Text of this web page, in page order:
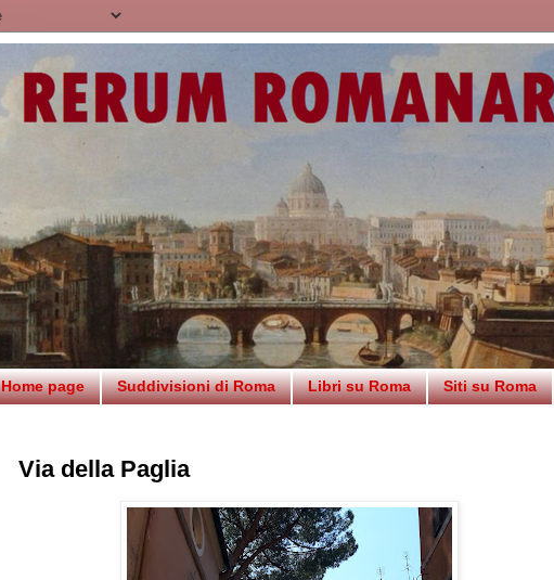
Home page Suddivisioni di Roma Libri su Roma Siti su Roma
Via della Paglia